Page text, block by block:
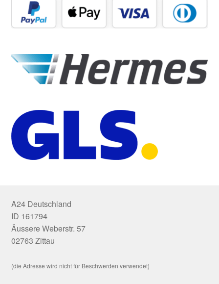
A24 Deutschland
ID 161794
Äussere Weberstr. 57
02763 Zittau
(die Adresse wird nicht für Beschwerden verwendet)